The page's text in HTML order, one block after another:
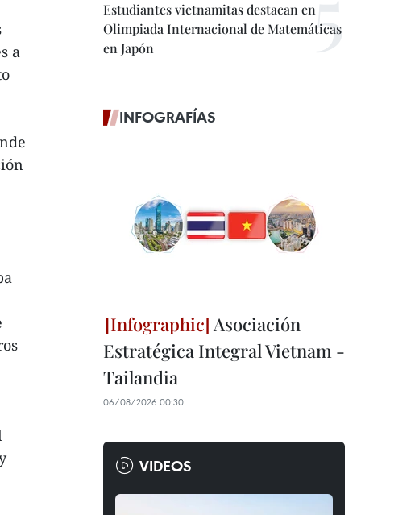
a
Estudiantes vietnamitas destacan en
Olimpiada Internacional de Matemáticas
en Japón
INFOGRAFÍAS
Asociación
Estratégica Integral Vietnam -
Tailandia
06/08/2026 00:30
VIDEOS